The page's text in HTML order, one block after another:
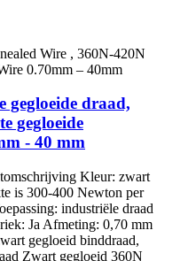
gegloeide draad,
gegloeide
- 40 mm
Kleur: zwart
is 300-400 Newton per
industriële draad
Ja Afmeting: 0,70 mm
gegloeid binddraad,
Zwart gegloeid 360N